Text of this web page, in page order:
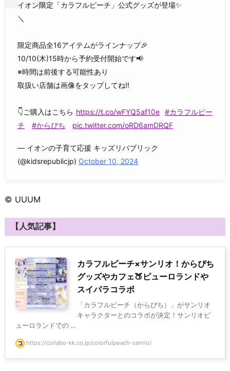
イオン限定「カラフルピーチ」公式グッズが登場✨
＼
限定商品全16アイテムがラインナップ🎉
10/10(木)15時から予約受付開始です📢
※時間は前後する可能性あり
取扱い店舗は画像をタップしてね‼️
👇ご購入はこちら https://t.co/wFYQ5af10e #カラフルピー
チ
#からぴち pic.twitter.com/oRD6amDRQF
— イオンの子育て応援 キッズリパブリック
(@kidsrepublicjp) October 10, 2024
© UUUM
【人気記事】
カラフルピーチ×サンリオ！からぴち
グッズやカフェ🍑ピューロランドや
スイパラコラボ
「カラフルピーチ（からぴち）」がサンリオ
キャラクターとのコラボが決定！サンリオピ
ューロランドでの ...
https://collabo-kk.co.jp/colorfulpeach-sanrio/